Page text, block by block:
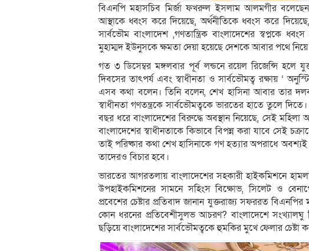
বিএনপি মহাসচিব মির্জা ফখরুল ইসলাম আলমগীর
আস্থাকে ধ্বংস করে দিয়েছে, অর্থনীতিকে ধ্বংস করে
সার্বভৌম বাংলাদেশ ,গণতান্ত্রিক বাংলাদেশের স্বপ্নকে
মুহাম্মদ ইউনুসকে ক্ষমতা দেয়া হয়েছে দেশকে আবার পথে
গত ৩ ডিসেম্বর মঙ্গলবার পূর্ব লন্ডনে রয়েল রিজেন্সি হলে
দিবসের তাৎপর্য এবং স্বাধীনতা ও সার্বভৌমত্ব রক্ষায় ‘
এসব কথা বলেন। তিনি বলেন, শেখ হাসিনা আবার তার
স্বাধীনতা গণতন্ত্রকে সার্বভৌমত্বকে ভারতের হাতে তুলে
বছর ধরে বাংলাদেশের বিরুদ্ধে অবস্থান নিয়েছে, সেই
বাংলাদেশের স্বাধীনতাকে কিভাবে বিপন্ন করা যাবে সেই
তাই পরিষ্কার কথা শেখ হাসিনাকে গণ হত্যার অপরাধে
তাদেরও বিচার হবে।
ভারতের আগরতলায় বাংলাদেশের সহকারী হাইকমিশনে
উপহাইকমিশনের সামনে সহিংস বিক্ষোভ, সিলেট ও
প্রবেশের চেষ্টার প্রতিবাদ জানান যুক্তরাজ্য সফররত
কোন ধরনের প্রতিবেশীসুলভ আচরণ? বাংলাদেশে সংখ্যালঘু
ছড়িয়ে বাংলাদেশের সার্বভৌমত্বকে হুমকির মুখে ফেলার চেষ্টা